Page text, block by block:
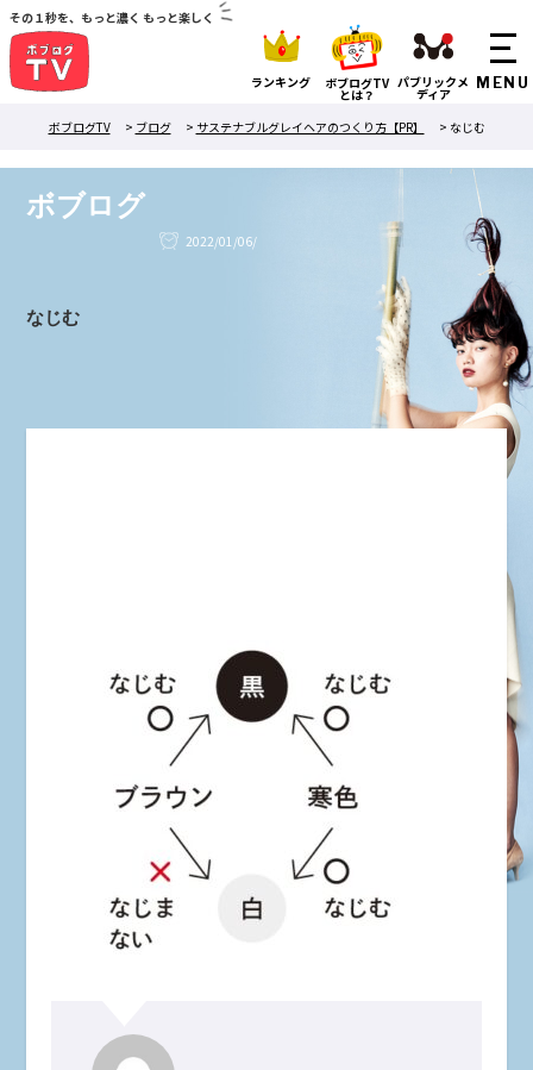
その１秒を、もっと濃く もっと楽しく
ランキング ボブログTV
とは？
パブリックメ
ディア
ボブログTV
> ブログ > サステナブルグレイヘアのつくり方【PR】 > なじむ
ボブログ
2022/01/06/
なじむ